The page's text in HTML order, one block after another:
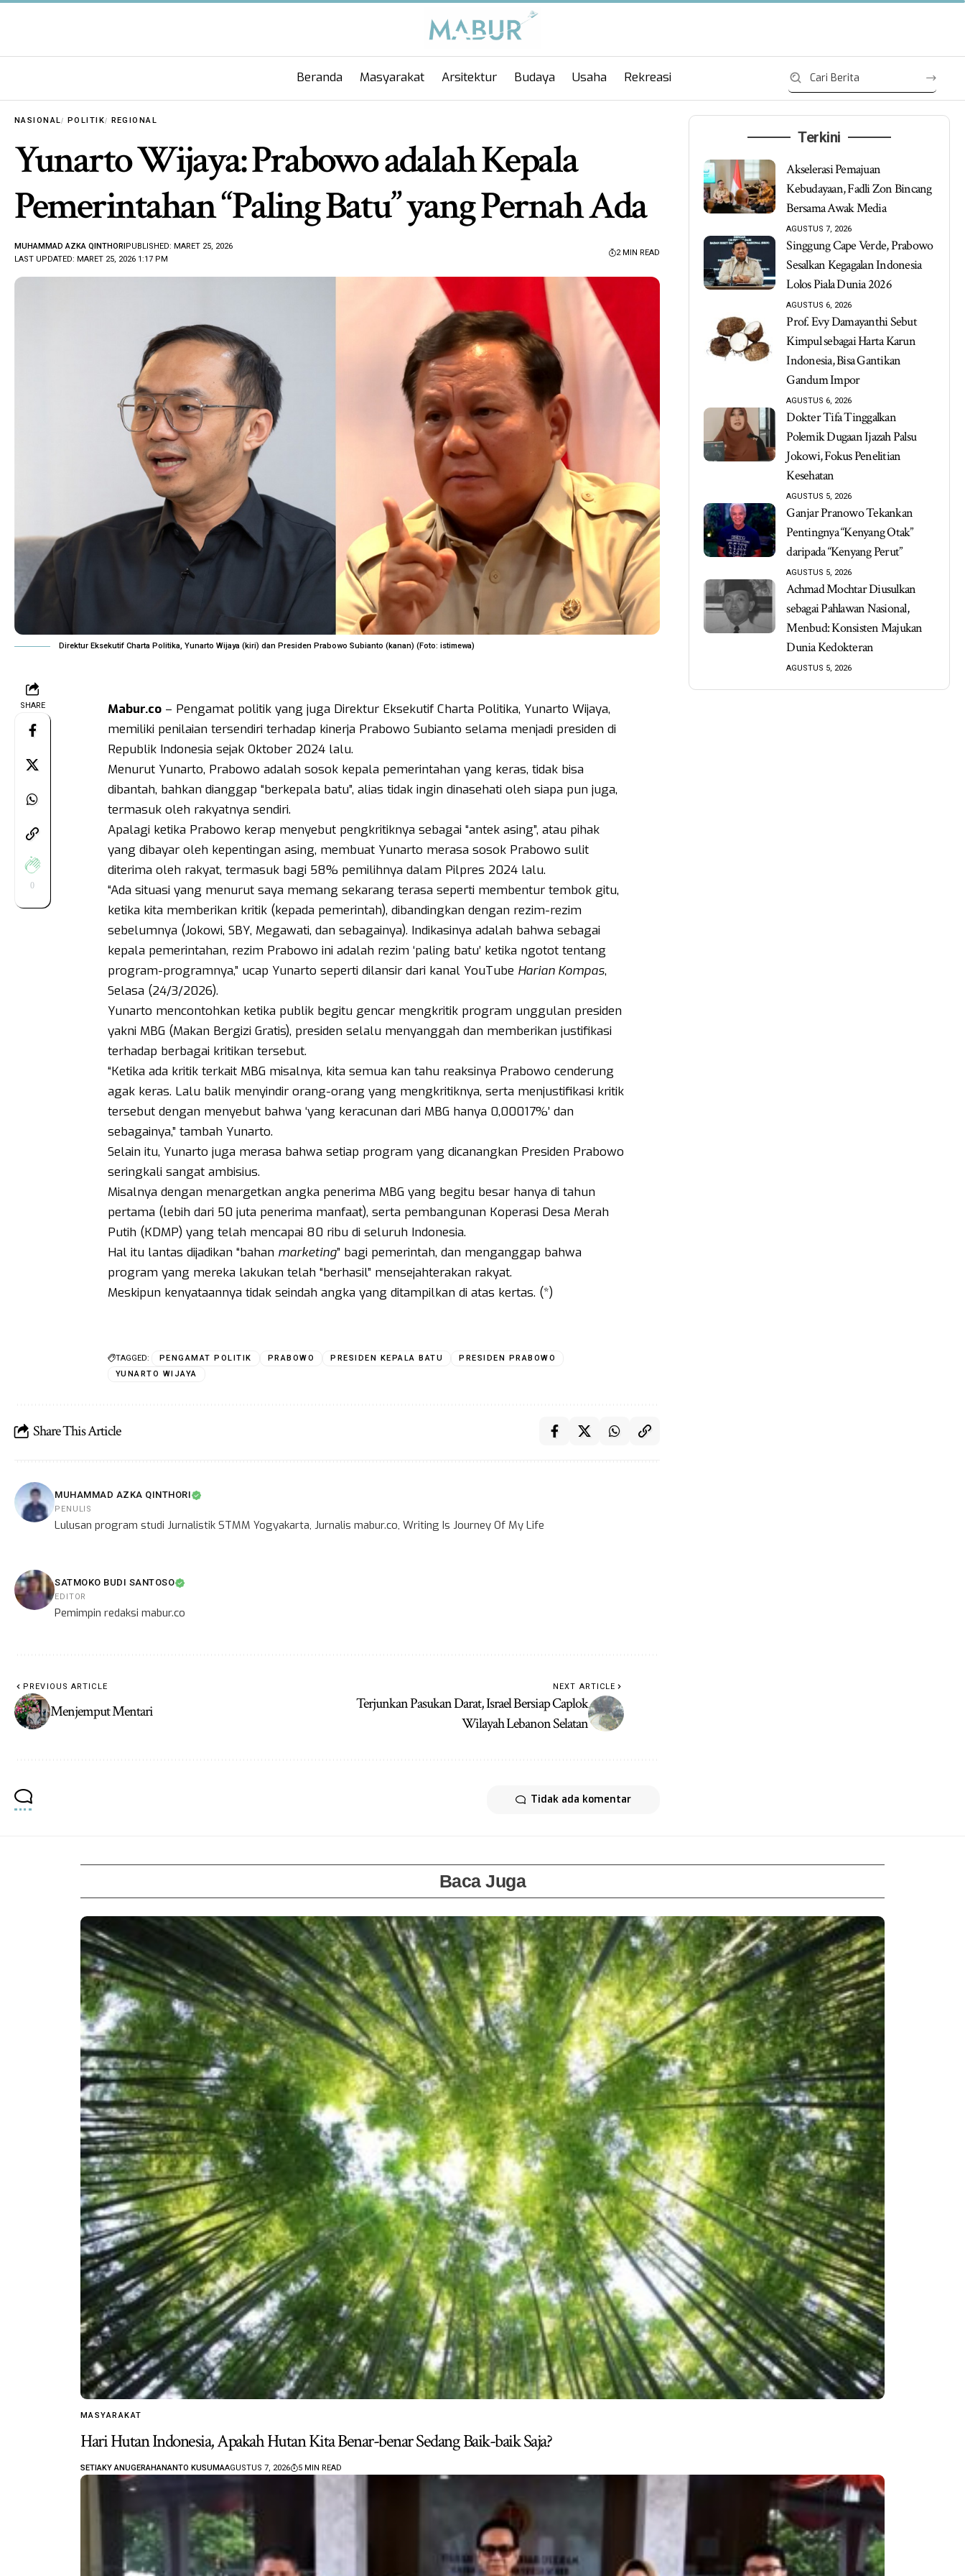
Beranda Masyarakat Arsitektur Budaya Usaha Rekreasi
NASIONAL POLITIK REGIONAL
Yunarto Wijaya: Prabowo adalah Kepala
Pemerintahan “Paling Batu” yang Pernah Ada
LAST UPDATED: MARET 25, 2026 1:17 PM
MUHAMMAD AZKA QINTHORIPUBLISHED: MARET 25, 2026
2 MIN READ
Direktur Eksekutif Charta Politika, Yunarto Wijaya (kiri) dan Presiden Prabowo Subianto (kanan) (Foto: istimewa)
SHARE
0
Mabur.co– Pengamat politik yang juga Direktur Eksekutif Charta Politika, Yunarto Wijaya,
memiliki penilaian tersendiri terhadap kinerja Prabowo Subianto selama menjadi presiden di
Republik Indonesia sejak Oktober 2024 lalu.
Menurut Yunarto, Prabowo adalah sosok kepala pemerintahan yang keras, tidak bisa
dibantah, bahkan dianggap “berkepala batu”, alias tidak ingin dinasehati oleh siapa pun juga,
termasuk oleh rakyatnya sendiri.
Apalagi ketika Prabowo kerap menyebut pengkritiknya sebagai “antek asing”, atau pihak
yang dibayar oleh kepentingan asing, membuat Yunarto merasa sosok Prabowo sulit
diterima oleh rakyat, termasuk bagi 58% pemilihnya dalam Pilpres 2024 lalu.
“Ada situasi yang menurut saya memang sekarang terasa seperti membentur tembok gitu,
ketika kita memberikan kritik (kepada pemerintah), dibandingkan dengan rezim-rezim
sebelumnya (Jokowi, SBY, Megawati, dan sebagainya). Indikasinya adalah bahwa sebagai
kepala pemerintahan, rezim Prabowo ini adalah rezim ‘paling batu’ ketika ngotot tentang
program-programnya,” ucap Yunarto seperti dilansir dari kanal YouTube Harian Kompas,
Selasa (24/3/2026).
Yunarto mencontohkan ketika publik begitu gencar mengkritik program unggulan presiden
yakni MBG (Makan Bergizi Gratis), presiden selalu menyanggah dan memberikan justifikasi
terhadap berbagai kritikan tersebut.
“Ketika ada kritik terkait MBG misalnya, kita semua kan tahu reaksinya Prabowo cenderung
agak keras. Lalu balik menyindir orang-orang yang mengkritiknya, serta menjustifikasi kritik
tersebut dengan menyebut bahwa ‘yang keracunan dari MBG hanya 0,00017%’ dan
sebagainya,” tambah Yunarto.
Selain itu, Yunarto juga merasa bahwa setiap program yang dicanangkan Presiden Prabowo
seringkali sangat ambisius.
Misalnya dengan menargetkan angka penerima MBG yang begitu besar hanya di tahun
pertama (lebih dari 50 juta penerima manfaat), serta pembangunan Koperasi Desa Merah
Putih (KDMP) yang telah mencapai 80 ribu di seluruh Indonesia.
Hal itu lantas dijadikan “bahan marketing” bagi pemerintah, dan menganggap bahwa
program yang mereka lakukan telah “berhasil” mensejahterakan rakyat.
Meskipun kenyataannya tidak seindah angka yang ditampilkan di atas kertas. (*)
TAGGED: PENGAMAT POLITIK PRABOWO PRESIDEN KEPALA BATU
PRESIDEN PRABOWO
YUNARTO WIJAYA
Share This Article
MUHAMMAD AZKA QINTHORI
PENULIS
Lulusan program studi Jurnalistik STMM Yogyakarta, Jurnalis mabur.co, Writing Is Journey Of My Life
SATMOKO BUDI SANTOSO
EDITOR
Pemimpin redaksi mabur.co
PREVIOUS ARTICLE
Menjemput Mentari
NEXT ARTICLE
Terjunkan Pasukan Darat, Israel Bersiap Caplok
Wilayah Lebanon Selatan
Tidak ada komentar
Terkini
Akselerasi Pemajuan
Kebudayaan, Fadli Zon Bincang
Bersama Awak Media
AGUSTUS 7, 2026
Singgung Cape Verde, Prabowo
Sesalkan Kegagalan Indonesia
Lolos Piala Dunia 2026
AGUSTUS 6, 2026
Prof. Evy Damayanthi Sebut
Kimpul sebagai Harta Karun
Indonesia, Bisa Gantikan
Gandum Impor
AGUSTUS 6, 2026
Dokter Tifa Tinggalkan
Polemik Dugaan Ijazah Palsu
Jokowi, Fokus Penelitian
Kesehatan
AGUSTUS 5, 2026
Ganjar Pranowo Tekankan
Pentingnya “Kenyang Otak”
daripada “Kenyang Perut”
AGUSTUS 5, 2026
Achmad Mochtar Diusulkan
sebagai Pahlawan Nasional,
Menbud: Konsisten Majukan
Dunia Kedokteran
AGUSTUS 5, 2026
Baca Juga
MASYARAKAT
Hari Hutan Indonesia, Apakah Hutan Kita Benar-benar Sedang Baik-baik Saja?
SETIAKY ANUGERAHANANTO KUSUMAAGUSTUS 7, 2026 5 MIN READ